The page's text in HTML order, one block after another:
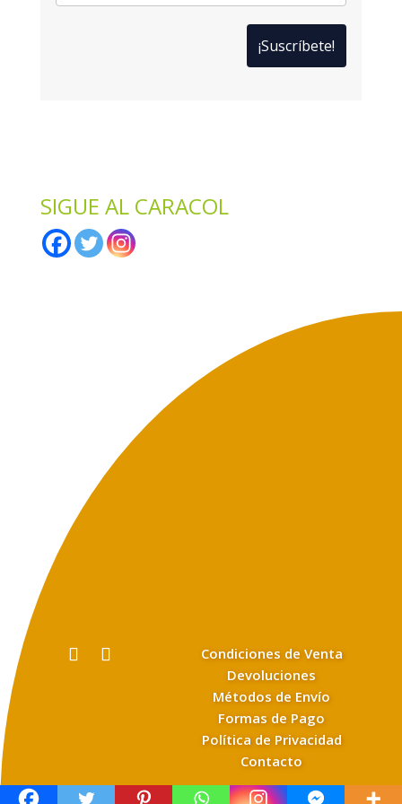
SIGUE AL CARACOL
Condiciones de Venta
Devoluciones
Métodos de Envío
Formas de Pago
Política de Privacidad
Contacto